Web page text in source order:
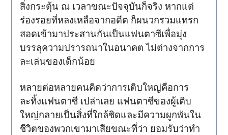
สิ่งกระตุ้น ณ เวลาขณะปัจจุบันก็จริง หากแต่
ร่องรอยที่หลงเหลือจากอดีต ก็ผนวกรวมแทรก
สอดเข้ามาประสานกันเป็นแฟนตาซีเพื่อมุ่ง
บรรลุความปรารถนาในอนาคต ไม่ต่างจากการ
ละเล่นของเด็กน้อย
หลายต่อหลายคนคิดว่าการเติบใหญ่คือการ
ละทิ้งแฟนตาซี เปล่าเลย แฟนตาซีของผู้เติบ
ใหญ่กลายเป็นสิ่งที่ใกล้ชิดและมีความผูกพันใน
ชีวิตของพวกเขามาเสียขณะที่ว่า ยอมรับว่าทำ